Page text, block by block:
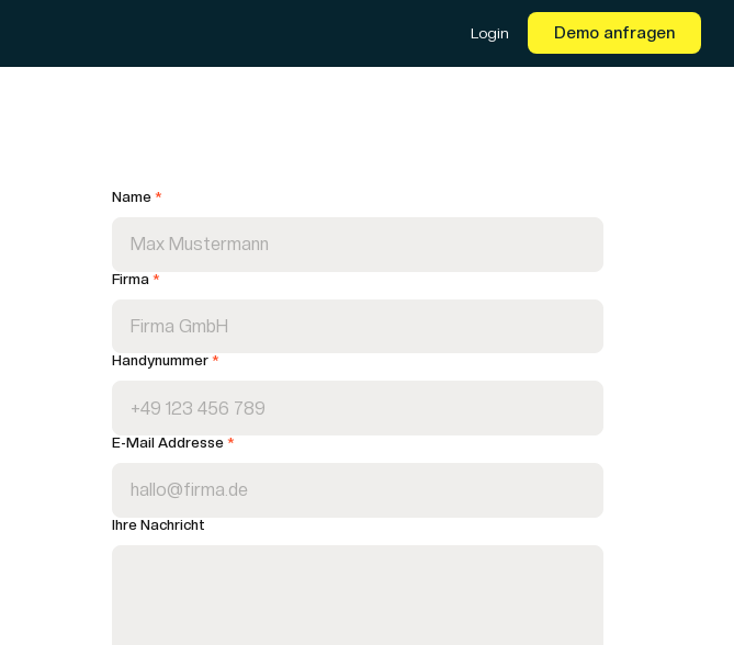
Login Demo anfragen
Name *
Firma *
Handynummer *
E-Mail Addresse *
Ihre Nachricht